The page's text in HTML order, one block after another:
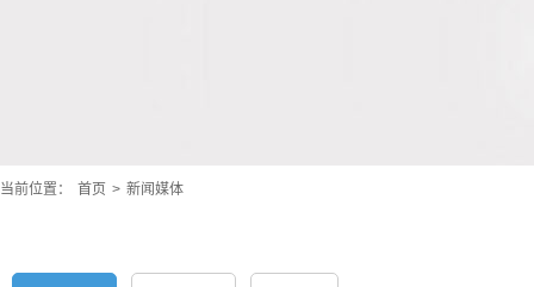
当前位置： 首页 > 新闻媒体